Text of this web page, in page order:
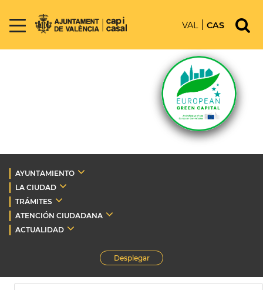
VAL CAS
AYUNTAMIENTO
LA CIUDAD
TRÁMITES
ATENCIÓN CIUDADANA
ACTUALIDAD
Desplegar